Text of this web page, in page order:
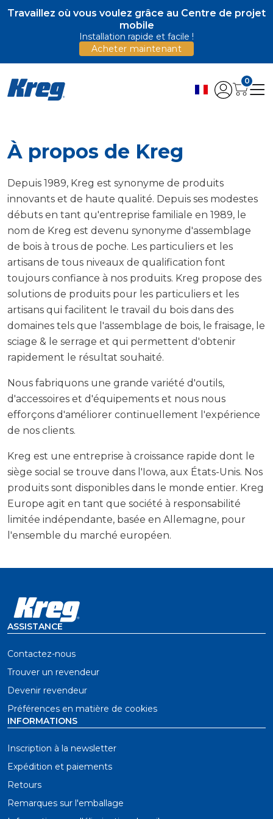
Travaillez où vous voulez grâce au Centre de projet
mobile
Installation rapide et facile !
Acheter maintenant
0
À propos de Kreg
Depuis 1989, Kreg est synonyme de produits
innovants et de haute qualité. Depuis ses modestes
débuts en tant qu'entreprise familiale en 1989, le
nom de Kreg est devenu synonyme d'assemblage
de bois à trous de poche. Les particuliers et les
artisans de tous niveaux de qualification font
toujours confiance à nos produits. Kreg propose des
solutions de produits pour les particuliers et les
artisans qui facilitent le travail du bois dans des
domaines tels que l'assemblage de bois, le fraisage, le
sciage & le serrage et qui permettent d'obtenir
rapidement le résultat souhaité.
Nous fabriquons une grande variété d'outils,
d'accessoires et d'équipements et nous nous
efforçons d'améliorer continuellement l'expérience
de nos clients.
Kreg est une entreprise à croissance rapide dont le
siège social se trouve dans l'Iowa, aux États-Unis. Nos
produits sont disponibles dans le monde entier. Kreg
Europe agit en tant que société à responsabilité
limitée indépendante, basée en Allemagne, pour
l'ensemble du marché européen.
ASSISTANCE
Contactez-nous
Trouver un revendeur
Devenir revendeur
Préférences en matière de cookies
INFORMATIONS
Inscription à la newsletter
Expédition et paiements
Retours
Remarques sur l'emballage